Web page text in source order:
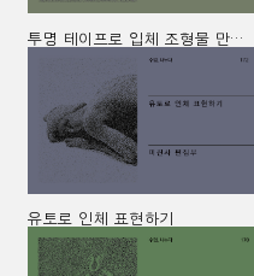
투명 테이프로 입체 조형물 만들기
유토로 인체 표현하기